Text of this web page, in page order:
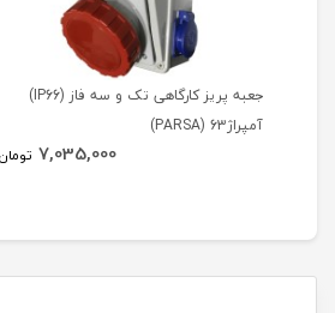
جعبه پریز کارگاهی تک و سه فاز (IP66)
آمپراژ63 (PARSA)
7,035,000 تومان